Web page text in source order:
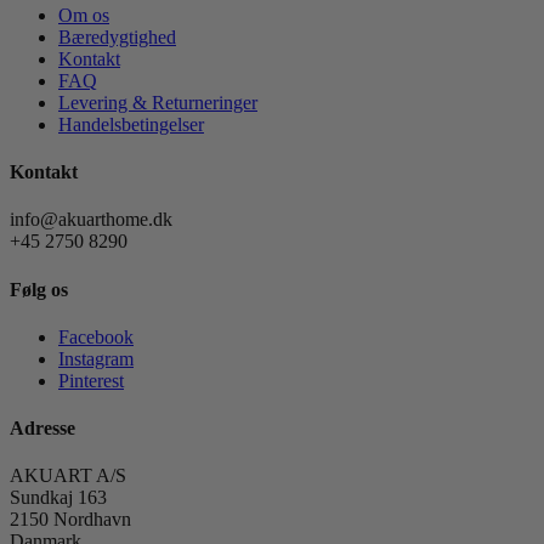
Om os
Bæredygtighed
Kontakt
FAQ
Levering & Returneringer
Handelsbetingelser
Kontakt
info@akuarthome.dk
+45 2750 8290
Følg os
Facebook
Instagram
Pinterest
Adresse
AKUART A/S
Sundkaj 163
2150 Nordhavn